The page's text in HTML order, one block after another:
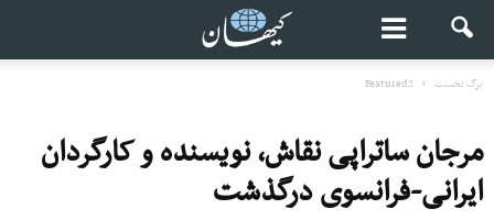
برگ نخست Featured2
مرجان ساتراپی نقاش، نویسنده و کارگردان
ایرانی-فرانسوی درگذشت